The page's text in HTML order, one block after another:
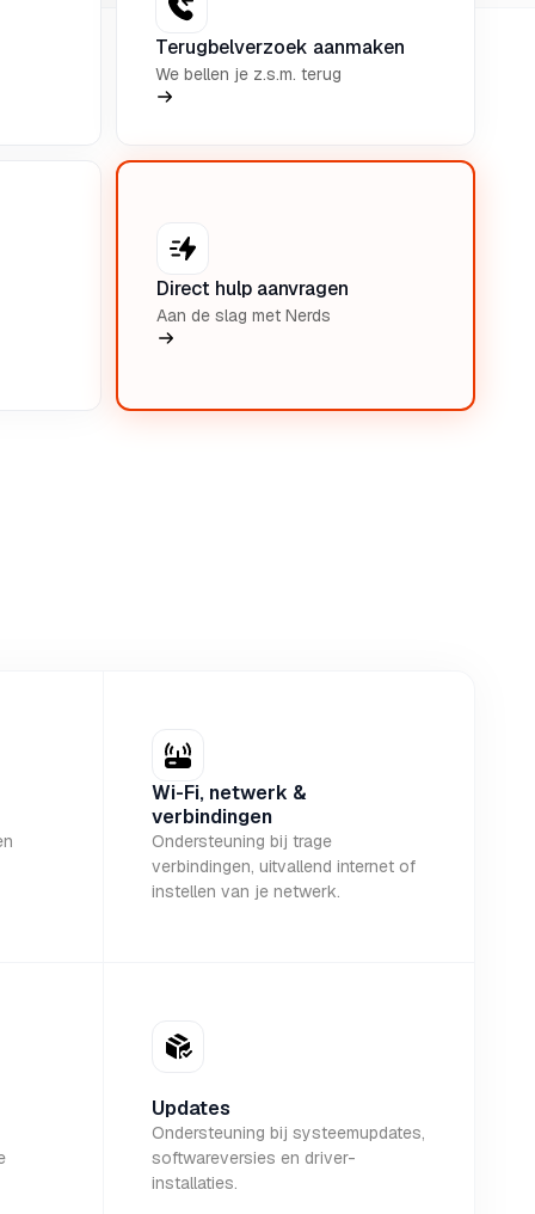
Terugbelverzoek aanmaken
We bellen je z.s.m. terug
Direct hulp aanvragen
Aan de slag met Nerds
Wi-Fi, netwerk &
verbindingen
Ondersteuning bij trage
verbindingen, uitvallend internet of
instellen van je netwerk.
Updates
Ondersteuning bij systeemupdates,
softwareversies en driver-
installaties.